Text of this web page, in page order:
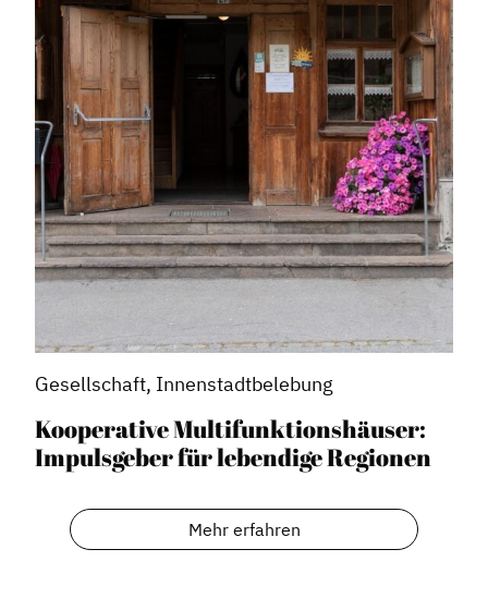
Dachverband
Geschichte des Dachverbandes
Vorstand
Mitglieder
Vorteile für Mitglieder
Veranstaltungen
Formate
Stadtmarketing
Handlungsräume
Stadtraumgestaltung
Projektmanagement
Contentmanagement
Datenmanagement
Serviceleistungen
Gesellschaft, Innenstadtbelebung
Kooperative Multifunktionshäuser:
Impulsgeber für lebendige Regionen
Mehr erfahren